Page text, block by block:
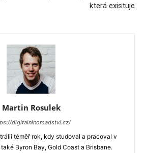
která existuje
Martin Rosulek
digitalninomadstvi.cz/
téměř rok, kdy studoval a pracoval v
Byron Bay, Gold Coast a Brisbane.